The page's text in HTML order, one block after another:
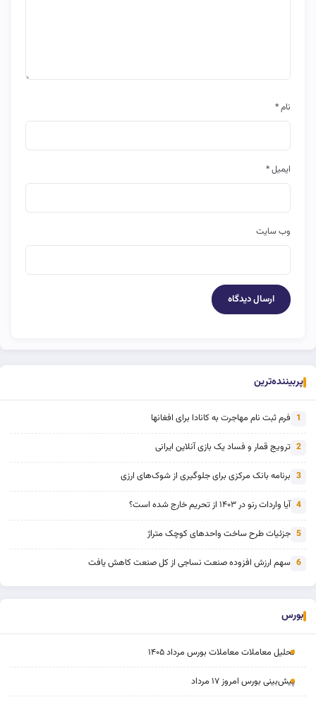
نام*
ایمیل*
وب‌ سایت
پربیننده‌ترین
1 فرم ثبت نام مهاجرت به کانادا برای افغانها
2 ترویج قمار و فساد یک بازی آنلاین ایرانی
3 برنامه بانک مرکزی برای جلوگیری از شوک‌های ارزی
4 آیا واردات رنو در ۱۴۰۳ از تحریم خارج شده است؟
5 جزئیات طرح ساخت واحدهای کوچک متراژ
6 سهم ارزش افزوده صنعت نساجی از کل صنعت کاهش یافت
بورس
تحلیل معاملات معاملات بورس مرداد ۱۴۰۵
پیش‌بینی بورس امروز ۱۷ مرداد